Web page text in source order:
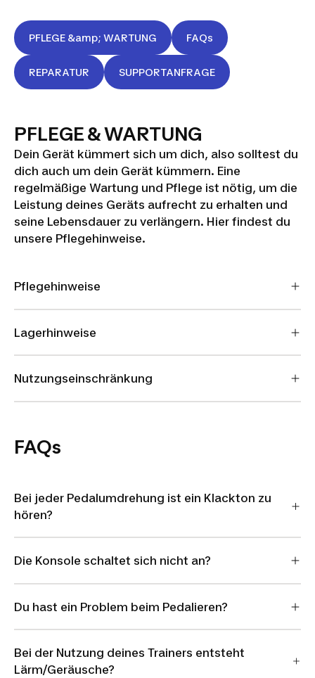
PFLEGE &amp; WARTUNG FAQs
REPARATUR SUPPORTANFRAGE
PFLEGE & WARTUNG
Dein Gerät kümmert sich um dich, also solltest du
dich auch um dein Gerät kümmern. Eine
regelmäßige Wartung und Pflege ist nötig, um die
Leistung deines Geräts aufrecht zu erhalten und
seine Lebensdauer zu verlängern. Hier findest du
unsere Pflegehinweise.
Pflegehinweise
Lagerhinweise
Nutzungseinschränkung
FAQs
Bei jeder Pedalumdrehung ist ein Klackton zu
hören?
Die Konsole schaltet sich nicht an?
Du hast ein Problem beim Pedalieren?
Bei der Nutzung deines Trainers entsteht
Lärm/Geräusche?